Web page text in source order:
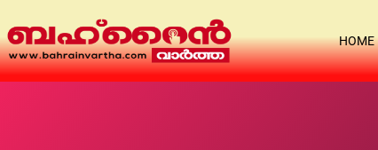
HOME